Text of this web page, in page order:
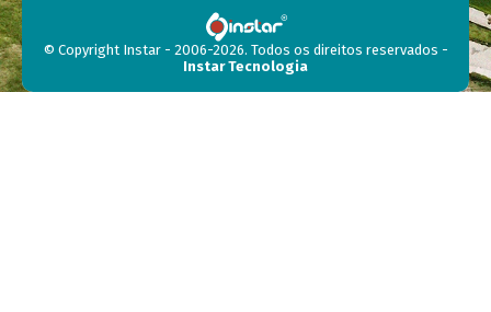
© Copyright Instar - 2006-2026. Todos os direitos reservados -
Instar Tecnologia